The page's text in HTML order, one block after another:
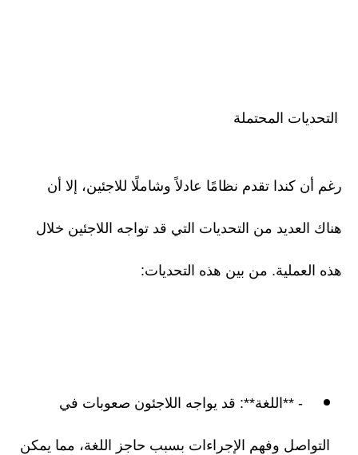
التحديات المحتملة
رغم أن كندا تقدم نظامًا عادلاً وشاملًا للاجئين، إلا أن
هناك العديد من التحديات التي قد تواجه اللاجئين خلال
هذه العملية. من بين هذه التحديات:
- **اللغة**: قد يواجه اللاجئون صعوبات في
التواصل وفهم الإجراءات بسبب حاجز اللغة، مما يمكن